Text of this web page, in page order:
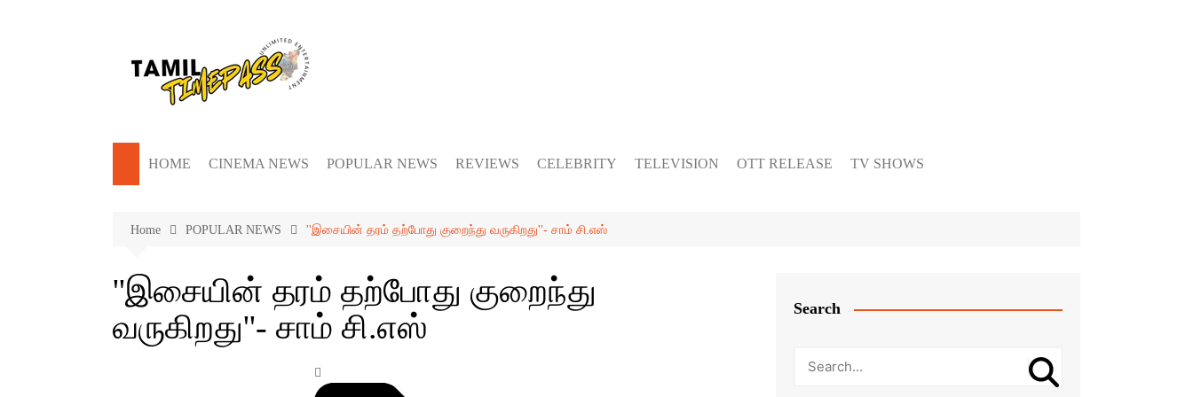
HOME CINEMA NEWS POPULAR NEWS REVIEWS CELEBRITY TELEVISION OTT RELEASE TV SHOWS
Home POPULAR NEWS ''இசையின் தரம் தற்போது குறைந்து வருகிறது''- சாம் சி.எஸ்
''இசையின் தரம் தற்போது குறைந்து
வருகிறது''- சாம் சி.எஸ்
Search